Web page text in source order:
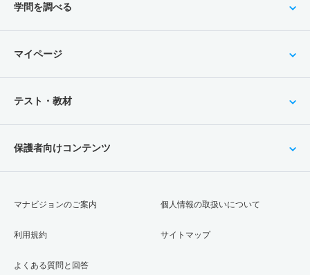
学問を調べる
マイページ
テスト・教材
保護者向けコンテンツ
マナビジョンのご案内
利用規約
よくある質問と回答
個人情報の取扱いについて
サイトマップ